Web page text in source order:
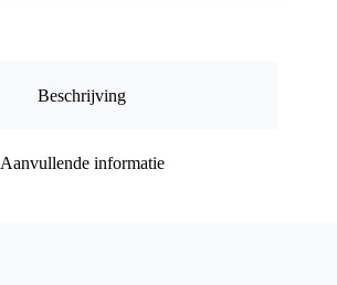
Beschrijving
Aanvullende informatie